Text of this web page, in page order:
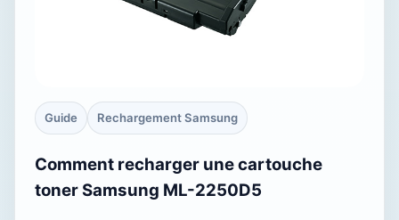
Guide Rechargement Samsung
Comment recharger une cartouche
toner Samsung ML-2250D5